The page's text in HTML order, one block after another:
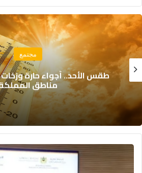
مجتمع
طقس الأحد.. أجواء حارة
مناطق
رقمنة